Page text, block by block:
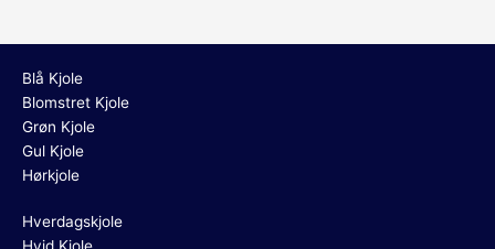
Blå Kjole
Blomstret Kjole
Grøn Kjole
Gul Kjole
Hørkjole
Hverdagskjole